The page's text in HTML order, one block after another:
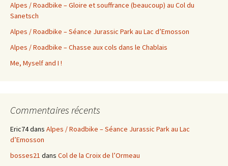
Alpes / Roadbike – Gloire et souffrance (beaucoup) au Col du
Sanetsch
Alpes / Roadbike – Séance Jurassic Park au Lac d’Emosson
Alpes / Roadbike – Chasse aux cols dans le Chablais
Me, Myself and I !
Commentaires récents
Eric74dans Alpes / Roadbike – Séance Jurassic Park au Lac
d’Emosson
bosses21 dans Col de la Croix de l’Ormeau